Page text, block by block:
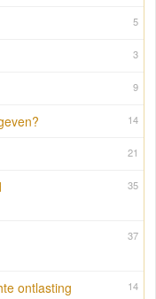
5
3
9
14
21
35
37
14
ontlasting